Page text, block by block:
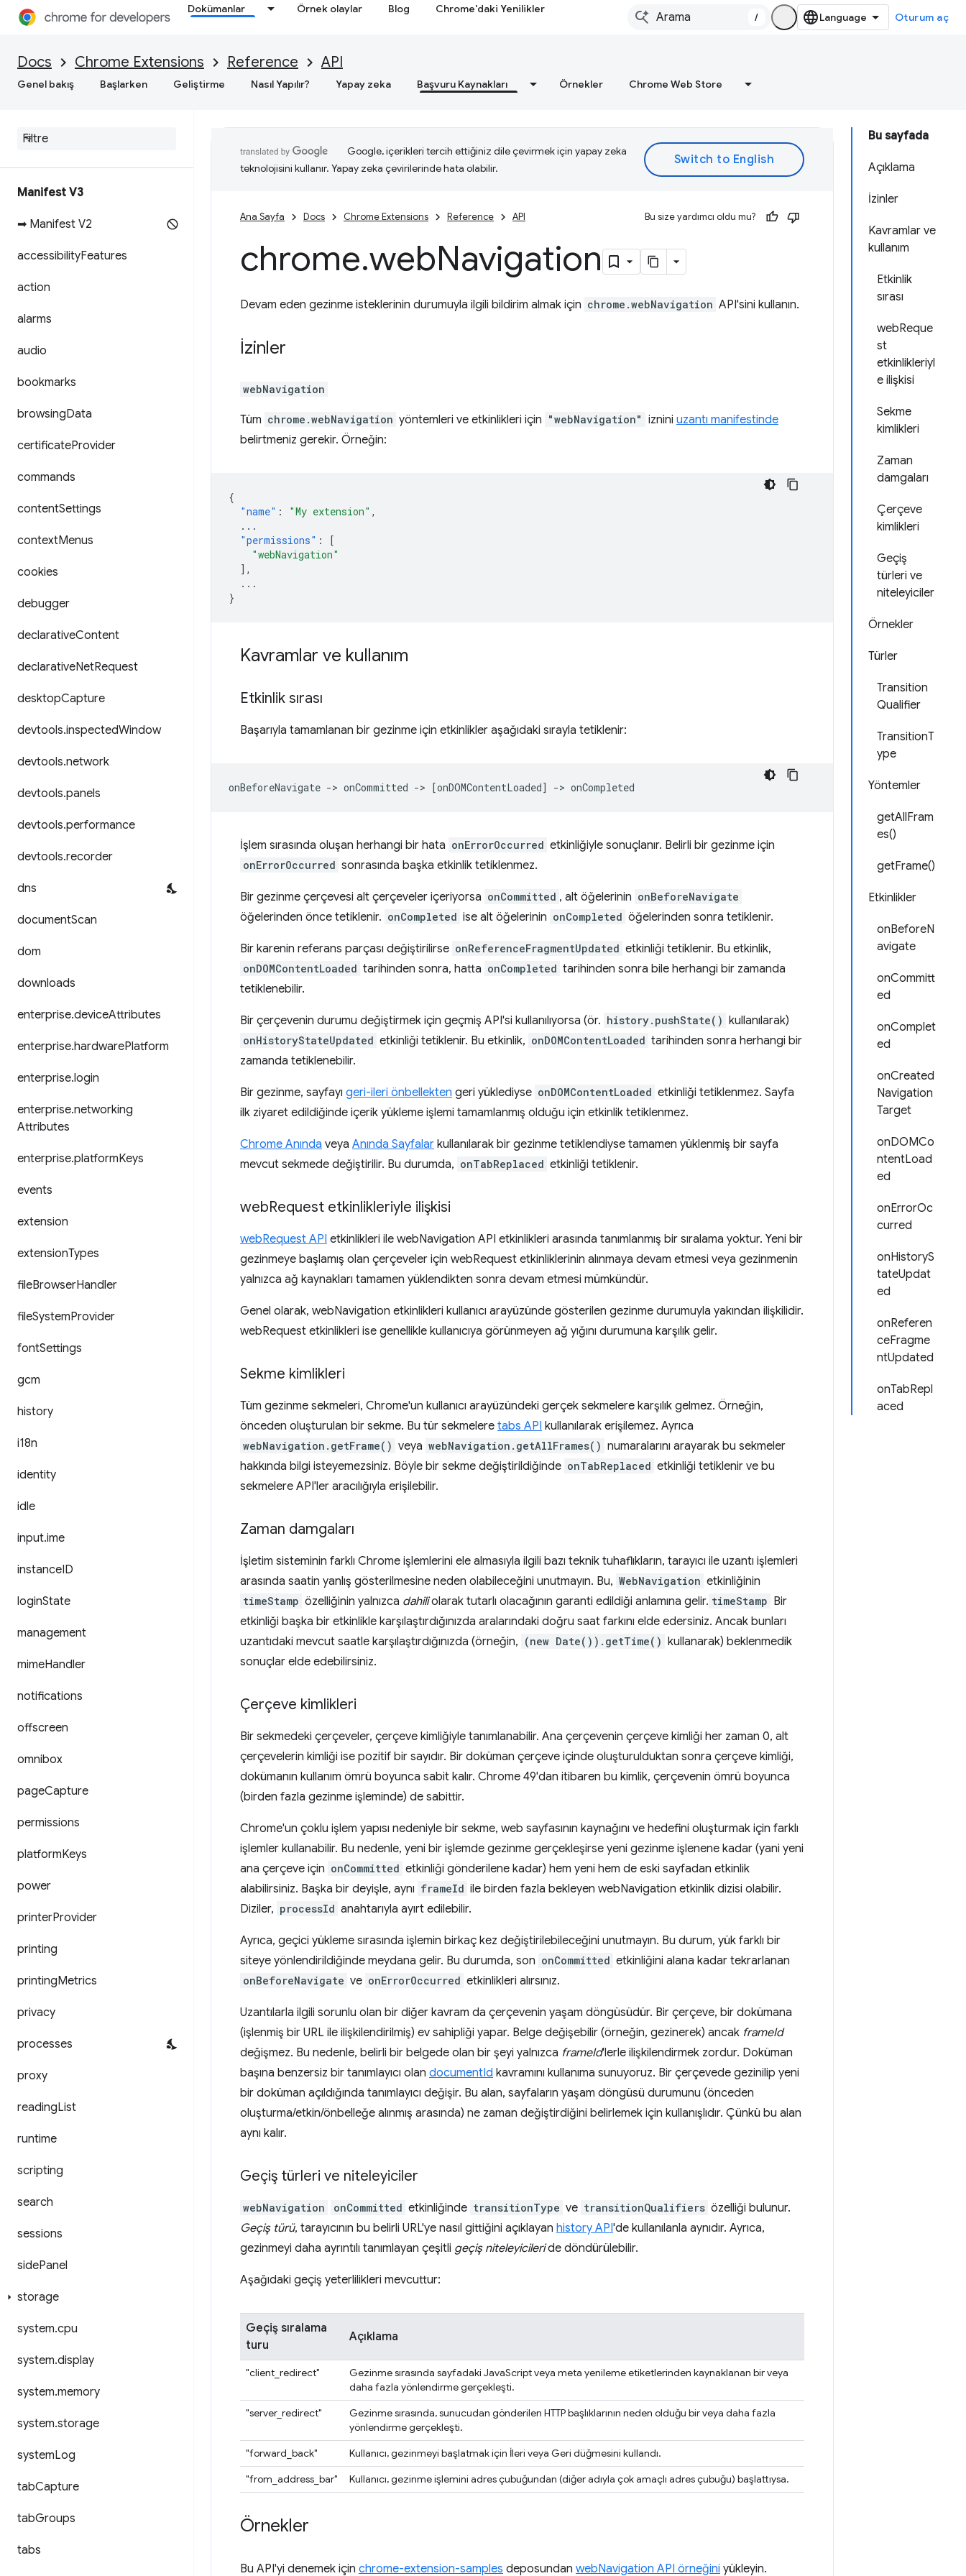
Dokümanlar Örnek olaylar Blog Chrome'daki Yenilikler
/ Oturum aç
Docs Chrome Extensions Reference API
Genel bakış Başlarken Geliştirme Nasıl Yapılır? Yapay zeka Başvuru Kaynakları Örnekler Chrome Web Store
Manifest V3
➡ Manifest V2
accessibilityFeatures
action
alarms
audio
bookmarks
browsingData
certificateProvider
commands
contentSettings
contextMenus
cookies
debugger
declarativeContent
declarativeNetRequest
desktopCapture
devtools.inspectedWindow
devtools.network
devtools.panels
devtools.performance
devtools.recorder
dns
documentScan
dom
downloads
enterprise.deviceAttributes
enterprise.hardwarePlatform
enterprise.login
enterprise.networking
Attributes
enterprise.platformKeys
events
extension
extensionTypes
fileBrowserHandler
fileSystemProvider
fontSettings
gcm
history
i18n
identity
idle
input.ime
instanceID
loginState
management
mimeHandler
notifications
offscreen
omnibox
pageCapture
permissions
platformKeys
power
printerProvider
printing
printingMetrics
privacy
processes
proxy
readingList
runtime
scripting
search
sessions
sidePanel
storage
system.cpu
system.display
system.memory
system.storage
systemLog
tabCapture
tabGroups
tabs
Bu sayfada
Açıklama
İzinler
Kavramlar ve
kullanım
Etkinlik
sırası
webReque
st
etkinlikleriyl
e ilişkisi
Sekme
kimlikleri
Zaman
damgaları
Çerçeve
kimlikleri
Geçiş
türleri ve
niteleyiciler
Örnekler
Türler
Transition
Qualifier
TransitionT
ype
Yöntemler
getAllFram
es()
getFrame()
Etkinlikler
onBeforeN
avigate
onCommitt
ed
onComplet
ed
onCreated
Navigation
Target
onDOMCo
ntentLoad
ed
onErrorOc
curred
onHistoryS
tateUpdat
ed
onReferen
ceFragme
ntUpdated
onTabRepl
aced
Google, içerikleri tercih ettiğiniz dile çevirmek için yapay zeka
teknolojisini kullanır. Yapay zeka çevirilerinde hata olabilir.
Ana Sayfa Docs Chrome Extensions Reference API Bu size yardımcı oldu mu?
chrome.webNavigation
Devam eden gezinme isteklerinin durumuyla ilgili bildirim almak için chrome.webNavigation API'sini kullanın.
İzinler
webNavigation
Tüm chrome.webNavigation yöntemleri ve etkinlikleri için "webNavigation" iznini uzantı manifestinde
belirtmeniz gerekir. Örneğin:
{
"name" : "My extension" ,
...
"permissions" :
[
"webNavigation"
],
...
}
Kavramlar ve kullanım
Etkinlik sırası
Başarıyla tamamlanan bir gezinme için etkinlikler aşağıdaki sırayla tetiklenir:
İşlem sırasında oluşan herhangi bir hata onErrorOccurred etkinliğiyle sonuçlanır. Belirli bir gezinme için
onErrorOccurred sonrasında başka etkinlik tetiklenmez.
Bir gezinme çerçevesi alt çerçeveler içeriyorsa onCommitted , alt öğelerinin onBeforeNavigate
öğelerinden önce tetiklenir. onCompleted ise alt öğelerinin onCompleted öğelerinden sonra tetiklenir.
Bir karenin referans parçası değiştirilirse onReferenceFragmentUpdated etkinliği tetiklenir. Bu etkinlik,
onDOMContentLoaded tarihinden sonra, hatta onCompleted tarihinden sonra bile herhangi bir zamanda
tetiklenebilir.
Bir çerçevenin durumu değiştirmek için geçmiş API'si kullanılıyorsa (ör. history.pushState() kullanılarak)
onHistoryStateUpdated etkinliği tetiklenir. Bu etkinlik, onDOMContentLoaded tarihinden sonra herhangi bir
zamanda tetiklenebilir.
Bir gezinme, sayfayı geri-ileri önbellekten geri yüklediyse onDOMContentLoaded etkinliği tetiklenmez. Sayfa
ilk ziyaret edildiğinde içerik yükleme işlemi tamamlanmış olduğu için etkinlik tetiklenmez.
Chrome Anında veya Anında Sayfalar kullanılarak bir gezinme tetiklendiyse tamamen yüklenmiş bir sayfa
mevcut sekmede değiştirilir. Bu durumda, onTabReplaced etkinliği tetiklenir.
webRequest etkinlikleriyle ilişkisi
webRequest API etkinlikleri ile webNavigation API etkinlikleri arasında tanımlanmış bir sıralama yoktur. Yeni bir
gezinmeye başlamış olan çerçeveler için webRequest etkinliklerinin alınmaya devam etmesi veya gezinmenin
yalnızca ağ kaynakları tamamen yüklendikten sonra devam etmesi mümkündür.
Genel olarak, webNavigation etkinlikleri kullanıcı arayüzünde gösterilen gezinme durumuyla yakından ilişkilidir.
webRequest etkinlikleri ise genellikle kullanıcıya görünmeyen ağ yığını durumuna karşılık gelir.
Sekme kimlikleri
Tüm gezinme sekmeleri, Chrome'un kullanıcı arayüzündeki gerçek sekmelere karşılık gelmez. Örneğin,
önceden oluşturulan bir sekme. Bu tür sekmelere tabs API kullanılarak erişilemez. Ayrıca
webNavigation.getFrame() veya webNavigation.getAllFrames() numaralarını arayarak bu sekmeler
hakkında bilgi isteyemezsiniz. Böyle bir sekme değiştirildiğinde onTabReplaced etkinliği tetiklenir ve bu
sekmelere API'ler aracılığıyla erişilebilir.
Zaman damgaları
İşletim sisteminin farklı Chrome işlemlerini ele almasıyla ilgili bazı teknik tuhaflıkların, tarayıcı ile uzantı işlemleri
arasında saatin yanlış gösterilmesine neden olabileceğini unutmayın. Bu, WebNavigation etkinliğinin
timeStamp özelliğinin yalnızca dahiliolarak tutarlı olacağının garanti edildiği anlamına gelir. timeStamp Bir
etkinliği başka bir etkinlikle karşılaştırdığınızda aralarındaki doğru saat farkını elde edersiniz. Ancak bunları
uzantıdaki mevcut saatle karşılaştırdığınızda (örneğin, (new Date()).getTime() kullanarak) beklenmedik
sonuçlar elde edebilirsiniz.
Çerçeve kimlikleri
Bir sekmedeki çerçeveler, çerçeve kimliğiyle tanımlanabilir. Ana çerçevenin çerçeve kimliği her zaman 0, alt
çerçevelerin kimliği ise pozitif bir sayıdır. Bir doküman çerçeve içinde oluşturulduktan sonra çerçeve kimliği,
dokümanın kullanım ömrü boyunca sabit kalır. Chrome 49'dan itibaren bu kimlik, çerçevenin ömrü boyunca
(birden fazla gezinme işleminde) de sabittir.
Chrome'un çoklu işlem yapısı nedeniyle bir sekme, web sayfasının kaynağını ve hedefini oluşturmak için farklı
işlemler kullanabilir. Bu nedenle, yeni bir işlemde gezinme gerçekleşirse yeni gezinme işlenene kadar (yani yeni
ana çerçeve için onCommitted etkinliği gönderilene kadar) hem yeni hem de eski sayfadan etkinlik
alabilirsiniz. Başka bir deyişle, aynı frameId ile birden fazla bekleyen webNavigation etkinlik dizisi olabilir.
Diziler, processId anahtarıyla ayırt edilebilir.
Ayrıca, geçici yükleme sırasında işlemin birkaç kez değiştirilebileceğini unutmayın. Bu durum, yük farklı bir
siteye yönlendirildiğinde meydana gelir. Bu durumda, son onCommitted etkinliğini alana kadar tekrarlanan
onBeforeNavigate ve onErrorOccurred etkinlikleri alırsınız.
Uzantılarla ilgili sorunlu olan bir diğer kavram da çerçevenin yaşam döngüsüdür. Bir çerçeve, bir dokümana
(işlenmiş bir URL ile ilişkilendirilmiş) ev sahipliği yapar. Belge değişebilir (örneğin, gezinerek) ancak frameId
değişmez. Bu nedenle, belirli bir belgede olan bir şeyi yalnızca frameId'lerle ilişkilendirmek zordur. Doküman
başına benzersiz bir tanımlayıcı olan documentId kavramını kullanıma sunuyoruz. Bir çerçevede gezinilip yeni
bir doküman açıldığında tanımlayıcı değişir. Bu alan, sayfaların yaşam döngüsü durumunu (önceden
oluşturma/etkin/önbelleğe alınmış arasında) ne zaman değiştirdiğini belirlemek için kullanışlıdır. Çünkü bu alan
aynı kalır.
Geçiş türleri ve niteleyiciler
webNavigation onCommitted etkinliğinde transitionType ve transitionQualifiers özelliği bulunur.
Geçiş türü, tarayıcının bu belirli URL'ye nasıl gittiğini açıklayan history API'de kullanılanla aynıdır. Ayrıca,
gezinmeyi daha ayrıntılı tanımlayan çeşitli geçiş niteleyicileride döndürülebilir.
Aşağıdaki geçiş yeterlilikleri mevcuttur:
Geçiş sıralama
turu
Açıklama
"client_redirect"
Gezinme sırasında sayfadaki JavaScript veya meta yenileme etiketlerinden kaynaklanan bir veya
daha fazla yönlendirme gerçekleşti.
"server_redirect"
Gezinme sırasında, sunucudan gönderilen HTTP başlıklarının neden olduğu bir veya daha fazla
yönlendirme gerçekleşti.
"forward_back"
Kullanıcı, gezinmeyi başlatmak için İleri veya Geri düğmesini kullandı.
"from_address_bar"
Kullanıcı, gezinme işlemini adres çubuğundan (diğer adıyla çok amaçlı adres çubuğu) başlattıysa.
Örnekler
Bu API'yi denemek için chrome-extension-samples deposundan webNavigation API örneğini yükleyin.